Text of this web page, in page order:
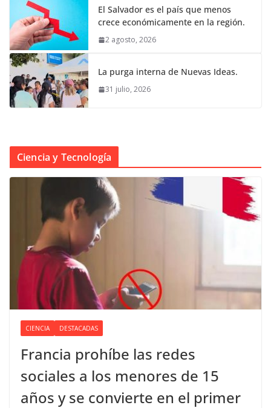
El Salvador es el país que menos
crece económicamente en la región.
2 agosto, 2026
La purga interna de Nuevas Ideas.
31 julio, 2026
Ciencia y Tecnología
CIENCIA DESTACADAS
Francia prohíbe las redes
sociales a los menores de 15
años y se convierte en el primer